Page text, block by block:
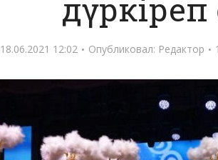
дүркіреп
18.06.2021 12:02 Опубликовал: Редактор